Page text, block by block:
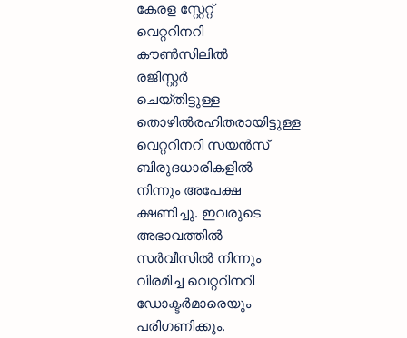
കേരള സ്റ്റേറ്റ്
വെറ്ററിനറി
കൗണ്‍സിലില്‍
രജിസ്റ്റര്‍
ചെയ്തിട്ടുള്ള
തൊഴില്‍രഹിതരായിട്ടുള്ള
വെറ്ററിനറി സയന്‍സ്
ബിരുദധാരികളില്‍
നിന്നും അപേക്ഷ
ക്ഷണിച്ചു. ഇവരുടെ
അഭാവത്തില്‍
സര്‍വീസില്‍ നിന്നും
വിരമിച്ച വെറ്ററിനറി
ഡോക്ടര്‍മാരെയും
പരിഗണിക്കും.